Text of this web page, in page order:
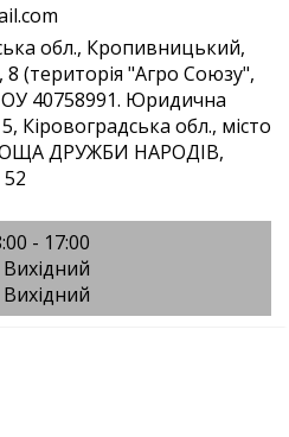
.com
обл., Кропивницький,
(територія "Агро Союзу",
40758991. Юридична
Кіровоградська обл., місто
ДРУЖБИ НАРОДІВ,
- 17:00
Вихідний
Вихідний